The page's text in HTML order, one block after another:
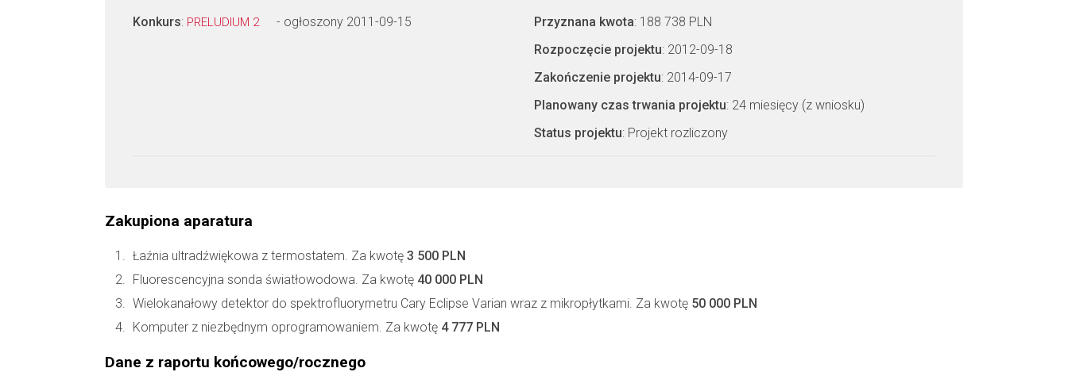
Konkurs: PRELUDIUM 2 - ogłoszony 2011-09-15 Przyznana kwota: 188 738 PLN
Rozpoczęcie projektu: 2012-09-18
Zakończenie projektu: 2014-09-17
Planowany czas trwania projektu: 24 miesięcy (z wniosku)
Status projektu: Projekt rozliczony
Zakupiona aparatura
Łaźnia ultradźwiękowa z termostatem. Za kwotę 3 500 PLN
Fluorescencyjna sonda światłowodowa. Za kwotę 40 000 PLN
Wielokanałowy detektor do spektrofluorymetru Cary Eclipse Varian wraz z mikropłytkami. Za kwotę 50 000 PLN
Komputer z niezbędnym oprogramowaniem. Za kwotę 4 777 PLN
Dane z raportu końcowego/rocznego